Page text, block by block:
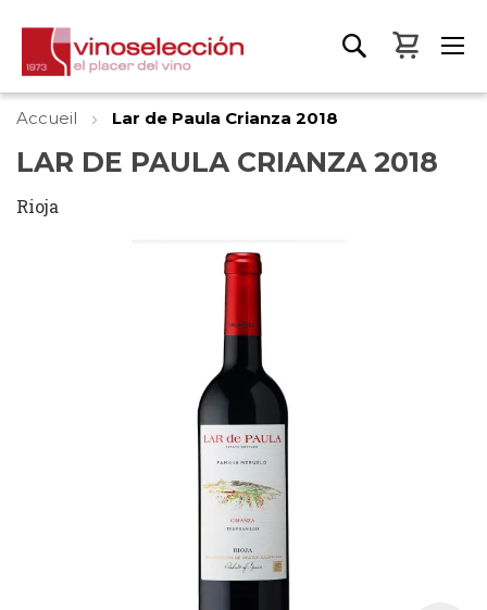
Mon
Accueil Lar de Paula Crianza 2018
LAR DE PAULA CRIANZA 2018
Rioja